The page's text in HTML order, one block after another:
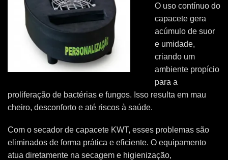
O uso contínuo do
capacete gera
acúmulo de suor
e umidade,
criando um
ambiente propício
para a
proliferação de bactérias e fungos. Isso resulta em mau
cheiro, desconforto e até riscos à saúde.
Com o secador de capacete KWT, esses problemas são
eliminados de forma prática e eficiente. O equipamento
atua diretamente na secagem e higienização,